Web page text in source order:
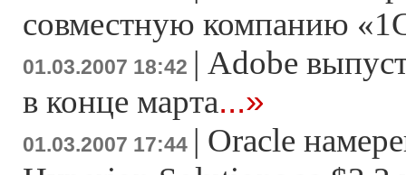
совместную компанию
01.03.2007 18:42 | Adobe
в конце марта...»
01.03.2007 17:44 | Oracle